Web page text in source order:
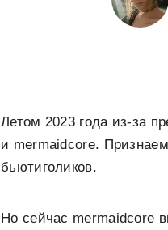
Летом 2023 года из-за
и mermaidcore.
бьютиголиков.
Но сейчас mermaidcore